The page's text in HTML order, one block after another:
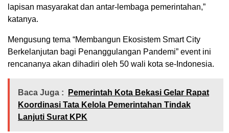
lapisan masyarakat dan antar-lembaga pemerintahan,”
katanya.
Mengusung tema “Membangun Ekosistem Smart City
Berkelanjutan bagi Penanggulangan Pandemi” event ini
rencananya akan dihadiri oleh 50 wali kota se-Indonesia.
Baca Juga :
Pemerintah Kota Bekasi Gelar Rapat
Koordinasi Tata Kelola Pemerintahan Tindak
Lanjuti Surat KPK